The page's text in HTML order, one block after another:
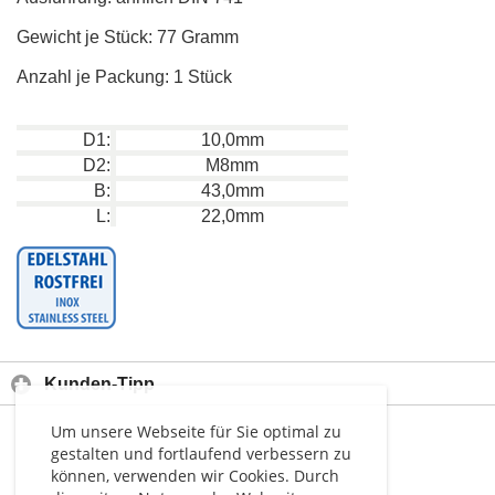
Um unsere Webseite für Sie optimal zu
gestalten und fortlaufend verbessern zu
können, verwenden wir Cookies. Durch
Gewicht je Stück: 77 Gramm
Anzahl je Packung: 1 Stück
D1:
10,0mm
D2:
M8mm
B:
43,0mm
L:
22,0mm
Kunden-Tipp